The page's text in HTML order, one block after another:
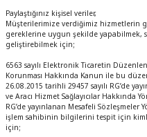
Paylaştığınız kişisel veriler,
Müşterilerimize verdiğimiz hizmetlerin
gereklerine uygun şekilde yapabilmek,
geliştirebilmek için;
6563 sayılı Elektronik Ticaretin
Korunması Hakkında Kanun ile bu
26.08.2015 tarihli 29457 sayılı RG’de
ve Aracı Hizmet Sağlayıcılar Hakkında
RG’de yayınlanan Mesafeli
işlem sahibinin bilgilerini tespit için
için;